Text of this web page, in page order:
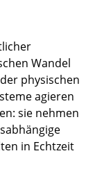
Wandel
physischen
agieren
sie nehmen
in Echtzeit